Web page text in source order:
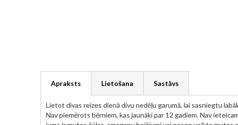
gallery
Apraksts
Lietošana Sastāvs
Lietot divas reizes dienā divu nedēļu garumā, lai sasniegtu
Nav piemērots bērniem, kas jaunāki par 12 gadiem. Nav